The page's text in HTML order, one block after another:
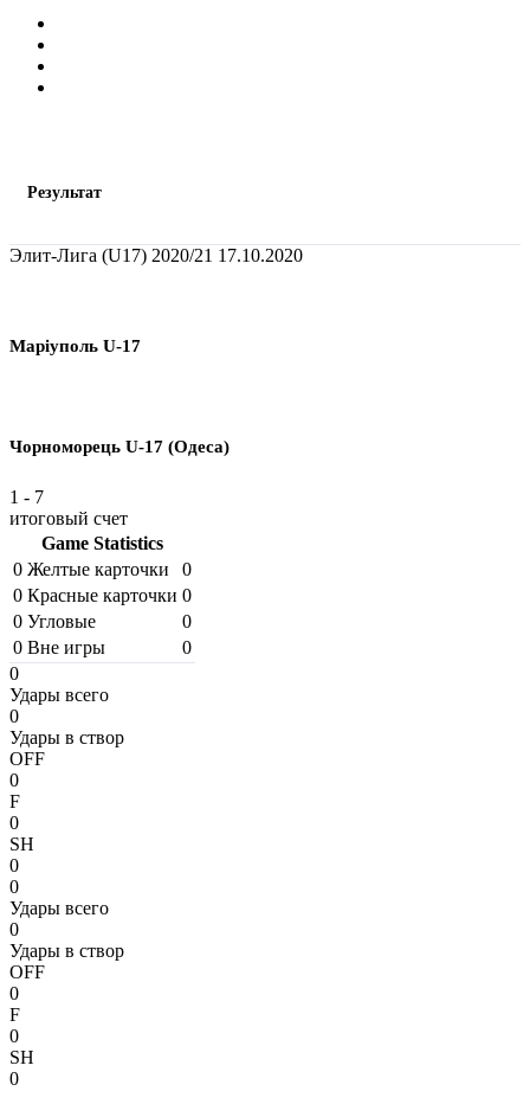
Результат
Элит-Лига (U17) 2020/21 17.10.2020
Марiуполь U-17
Чорноморець U-17 (Одеса)
1 - 7
итоговый счет
Game Statistics
0 Желтые карточки
0
0 Красные карточки 0
0 Угловые
0
0 Вне игры
0
0
Удары всего
0
Удары в створ
OFF
0
F
0
SH
0
0
Удары всего
0
Удары в створ
OFF
0
F
0
SH
0